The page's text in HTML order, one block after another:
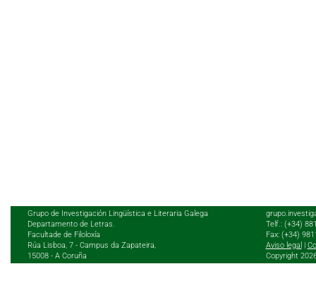
Grupo de Investigación Lingüística e Literaria Galega
Departamento de Letras.
Facultade de Filoloxía
Rúa Lisboa, 7 - Campus da Zapateira,
15008 - A Coruña
Telf.: (+34)
Fax: (+34)
Aviso legal
Copyright